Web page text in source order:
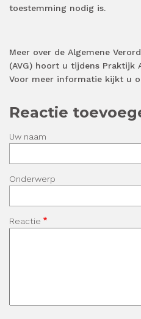
toestemming nodig is.
Meer over de Algemene
(AVG) hoort u tijdens Praktijk
Voor meer informatie kijkt u
Reactie
Uw naam
Onderwerp
Reactie